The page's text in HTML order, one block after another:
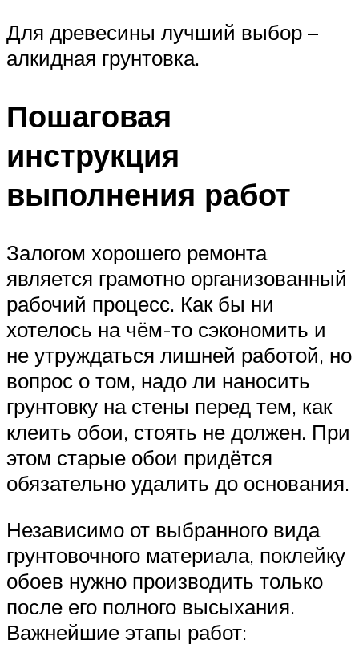
Для древесины лучший выбор –
алкидная грунтовка.
Пошаговая
инструкция
выполнения работ
Залогом хорошего ремонта
является грамотно организованный
рабочий процесс. Как бы ни
хотелось на чём-то сэкономить и
не утруждаться лишней работой, но
вопрос о том, надо ли наносить
грунтовку на стены перед тем, как
клеить обои, стоять не должен. При
этом старые обои придётся
обязательно удалить до основания.
Независимо от выбранного вида
грунтовочного материала, поклейку
обоев нужно производить только
после его полного высыхания.
Важнейшие этапы работ: